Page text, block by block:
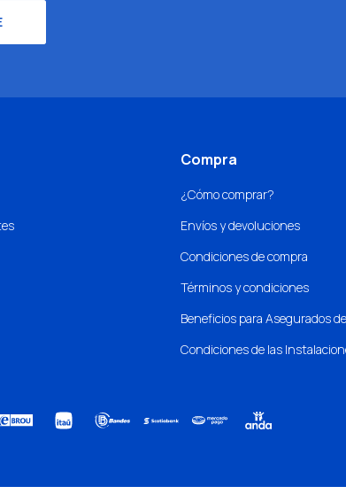
Compra
¿Cómo comprar?
Envíos y devoluciones
Condiciones de compra
Términos y condiciones
Beneficios para Asegurados
Condiciones de las